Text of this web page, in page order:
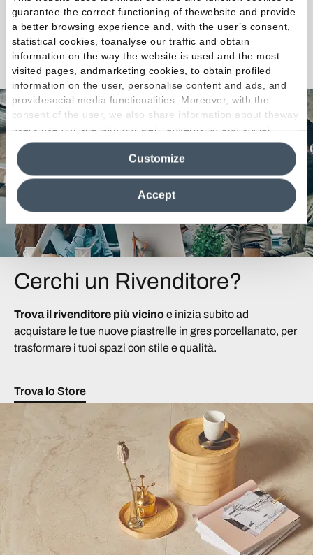
guarantee the correct functioning of thewebsite and provide
a better browsing experience and, with the user’s consent,
statistical cookies, toanalyse our traffic and obtain
information on the way the website is used and the most
visited pages, andmarketing cookies, to obtain profiled
information on the user, personalise content and ads, and
providesocial media functionalities. Moreover, with the
consent of the user, we also share information about theway
users use our site with our web, advertising and social
media analytics partners, who may combine itwith other
information in their possession. By closing this banner,
clicking on "Reject", it will be possible tocontinue browsing
the site after installing only technical cookies. For more
information see the
Cookie Policy
Accept
Customize
Tonalità calde, armoniche e complementari.
Scopri la Collezione
Cerchi un Rivenditore?
Trova il rivenditore più vicinoe inizia subito ad
acquistare le tue nuove piastrelle in gres porcellanato, per
trasformare i tuoi spazi con stile e qualità.
Trova lo Store